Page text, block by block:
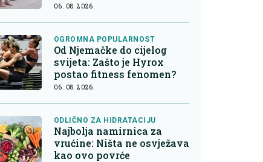
06. 08. 2026.
OGROMNA POPULARNOST
Od Njemačke do cijelog
svijeta: Zašto je Hyrox
postao fitness fenomen?
06. 08. 2026.
ODLIČNO ZA HIDRATACIJU
Najbolja namirnica za
vrućine: Ništa ne osvježava
kao ovo povrće